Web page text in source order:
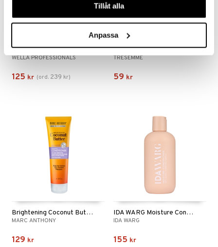
Tillåt alla
Anpassa
INVIGO Nutri Enrich Conditioner - Deep Nourishing
WELLA PROFESSIONALS
125 kr (ord. 239 kr)
TRESemmé Biotin Repair Conditoner
TRESEMMÉ
59 kr
Brightening Coconut Butter Blondes Conditioner
MARC ANTHONY
129 kr
IDA WARG Moisture Conditioner
IDA WARG
155 kr